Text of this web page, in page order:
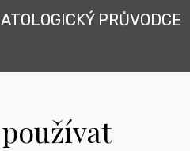
PRŮVODCE